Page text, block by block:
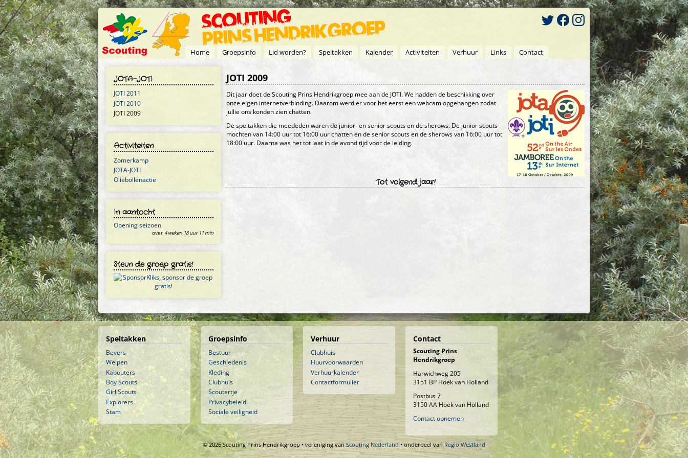
Overslaan en naar de inhoud gaan
Home Groepsinfo Lid worden? Speltakken Kalender Activiteiten Verhuur Links Contact
JOTA-JOTI
JOTI 2011
JOTI 2010
JOTI 2009
Activiteiten
Zomerkamp
JOTA-JOTI
Oliebollenactie
In aantocht
Opening seizoen
over 4 weken 18 uur 11 min
Steun de groep gratis!
JOTI 2009
Dit jaar doet de Scouting Prins Hendrikgroep mee aan de JOTI. We hadden de beschikking over
onze eigen internetverbinding. Daarom werd er voor het eerst een webcam opgehangen zodat
jullie ons konden zien chatten.
De speltakken die meededen waren de junior- en senior scouts en de sherows. De junior scouts
mochten van 14:00 uur tot 16:00 uur chatten en de senior scouts en de sherows van 16:00 uur tot
18:00 uur. Daarna was het tot laat in de avond tijd voor de leiding.
Tot volgend jaar!
Speltakken
Bevers
Welpen
Kabouters
Boy Scouts
Girl Scouts
Explorers
Stam
Groepsinfo
Bestuur
Geschiedenis
Kleding
Clubhuis
Scoutertje
Privacybeleid
Sociale veiligheid
Verhuur
Clubhuis
Huurvoorwaarden
Verhuurkalender
Contactformulier
Contact
Scouting Prins
Hendrikgroep
Harwichweg 205
3151 BP Hoek van Holland
Postbus 7
3150 AA Hoek van Holland
Contact opnemen
© 2026 Scouting Prins Hendrikgroep • vereniging van Scouting Nederland • onderdeel van Regio Westland